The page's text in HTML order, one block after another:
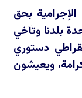
بحق
بلدنا وتآخي
دستوري
ويعيشون